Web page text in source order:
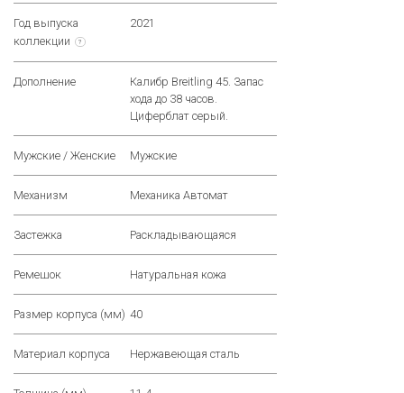
Год выпуска
коллекции
?
2021
Дополнение
Калибр Breitling 45. Запас
хода до 38 часов.
Циферблат серый.
Мужские / Женские Мужские
Механизм Механика Автомат
Застежка Раскладывающаяся
Ремешок Натуральная кожа
Размер корпуса (мм) 40
Материал корпуса Нержавеющая сталь